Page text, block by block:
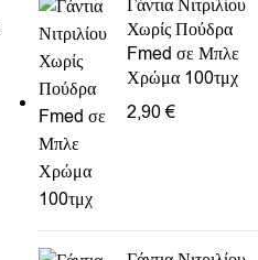
Γάντια Νιτριλίου
Χωρίς Πούδρα
Fmed σε Μπλε
Χρώμα 100τμχ
2,90€